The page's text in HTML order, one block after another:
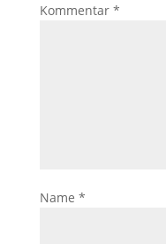
Kommentar *
Name *